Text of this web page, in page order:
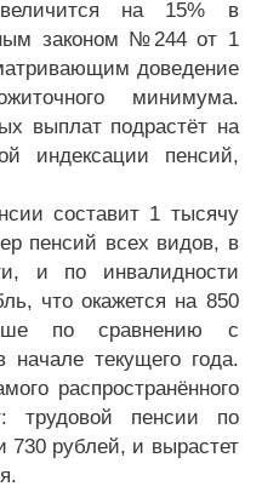
на 15% в
законом №244 от 1
доведение
минимума.
выплат подрастёт на
индексации пенсий,
составит 1 тысячу
пенсий всех видов, в
и по инвалидности
что окажется на 850
по сравнению с
текущего года.
распространённого
трудовой пенсии по
730 рублей, и вырастет